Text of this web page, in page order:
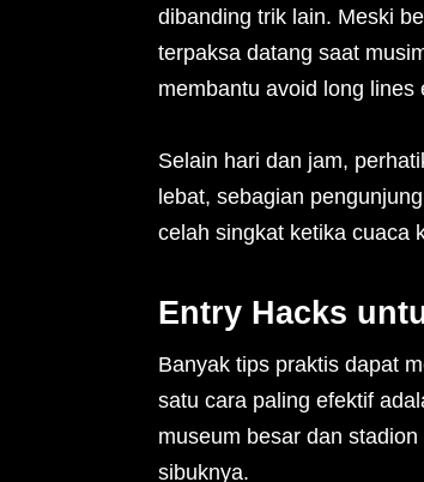
dibanding trik lain. Meski
terpaksa datang saat
membantu avoid long
Selain hari dan jam,
lebat, sebagian
celah singkat ketika cuaca
Entry Hacks
Banyak tips praktis dapat
satu cara paling efektif
museum besar dan
sibuknya.